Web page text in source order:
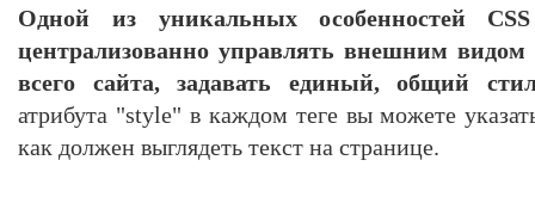
Одной из уникальных особенностей
централизованно управлять внешним
всего сайта, задавать единый, общий
атрибута "style" в каждом теге вы можете
как должен выглядеть текст на странице.